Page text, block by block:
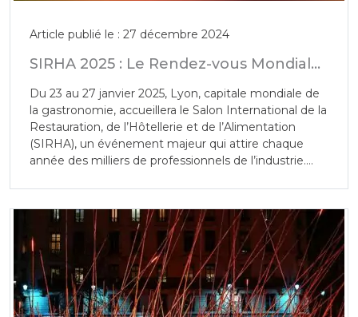
Article publié le : 27 décembre 2024
SIRHA 2025 : Le Rendez-vous Mondial
Lyon
Du 23 au 27 janvier 2025, Lyon, capitale mondiale de
la gastronomie, accueillera le Salon International de la
Restauration, de l’Hôtellerie et de l’Alimentation
(SIRHA), un événement majeur qui attire chaque
année des milliers de professionnels de l’industrie.
promet d’être un point de rencontre incontournable
pour les acteurs du secteur gastronomique et
hôtelier, offrant une plateforme exceptionnelle pour
découvrir les dernières tendances, innovations, et
produits.